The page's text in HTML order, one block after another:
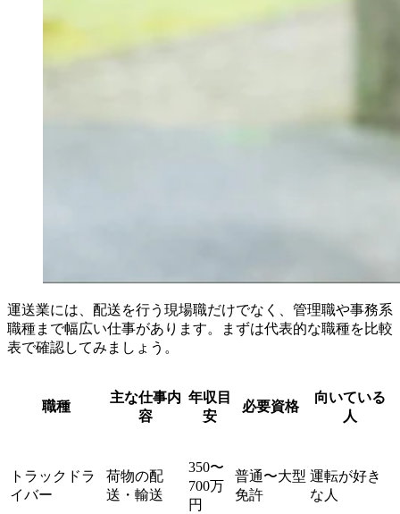
運送業には、配送を行う現場職だけでなく、管理職や事務系
職種まで幅広い仕事があります。まずは代表的な職種を比較
表で確認してみましょう。
職種
主な仕事内
容
年収目
安
必要資格
向いている
人
トラックドラ
イバー
荷物の配
送・輸送
350〜
700万
円
普通〜大型
免許
運転が好き
な人